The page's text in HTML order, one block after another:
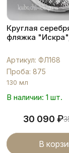
Круглая
фляжка
Артикул: ФЛ168
Проба: 875
130 мл
В наличии: 1 шт.
30 090 ₽
В